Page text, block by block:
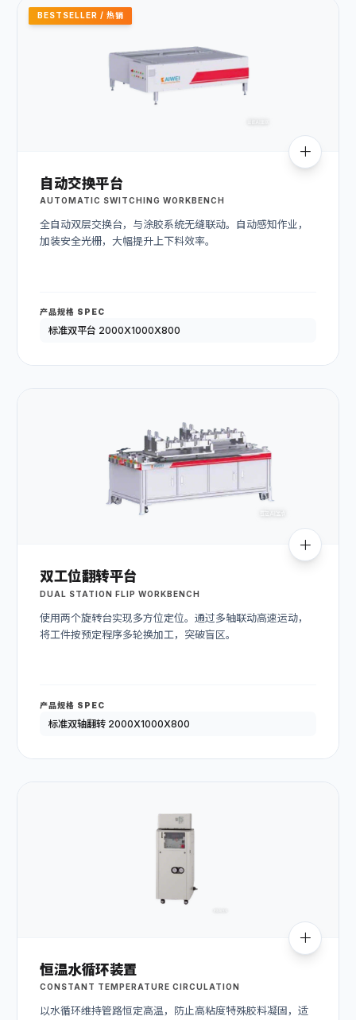
BESTSELLER / 热销
自动交换平台
AUTOMATIC SWITCHING WORKBENCH
全自动双层交换台，与涂胶系统无缝联动。自动感知作业，
加装安全光栅，大幅提升上下料效率。
产品规格 SPEC
标准双平台 2000X1000X800
双工位翻转平台
DUAL STATION FLIP WORKBENCH
使用两个旋转台实现多方位定位。通过多轴联动高速运动，
将工件按预定程序多轮换加工，突破盲区。
产品规格 SPEC
标准双轴翻转 2000X1000X800
恒温水循环装置
CONSTANT TEMPERATURE CIRCULATION
以水循环维持管路恒定高温，防止高粘度特殊胶料凝固，适